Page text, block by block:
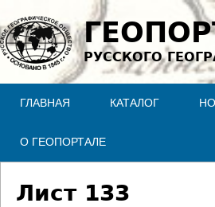
Jump to
РУССКОГО
ГЛАВНАЯ КАТАЛОГ
О ГЕОПОРТАЛЕ
Лист 133